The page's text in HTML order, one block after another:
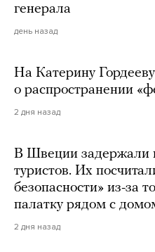
генерала
день назад
На Катерину
о распространении
2 дня назад
В Швеции задержали
туристов. Их
безопасности» из-за
палатку рядом с
2 дня назад